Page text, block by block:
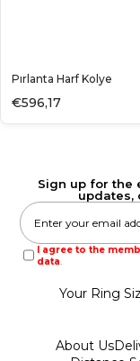
Pırlanta Harf Kolye
€596,17
Sign up for the
updates,
I agree to the
data.
Your Ring
About Us